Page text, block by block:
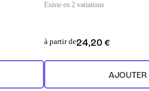
Existe en 2 variations
à partir de24,20 €
AJOUTER